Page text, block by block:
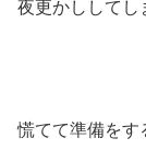
夜更かししてし
慌てて準備をす